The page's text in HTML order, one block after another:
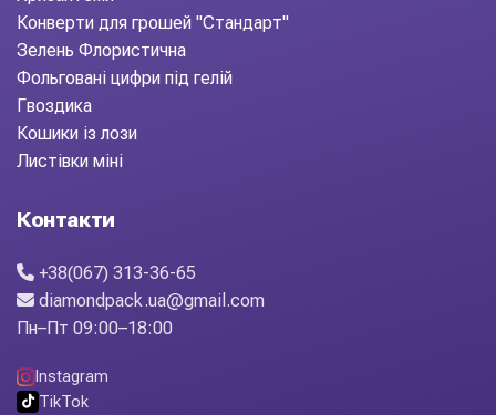
Конверти для грошей "Стандарт"
Зелень Флористична
Фольговані цифри під гелій
Гвоздика
Кошики із лози
Листівки міні
Контакти
+38(067) 313-36-65
diamondpack.ua@gmail.com
Пн–Пт 09:00–18:00
Instagram
TikTok